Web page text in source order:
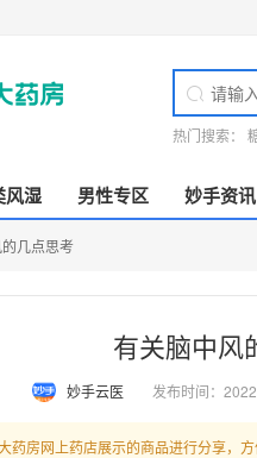
热门搜索：
风湿 男性专区 妙手资讯
几点思考
有关脑中风
妙手云医 发布时间：
药房网上药店展示的商品进行分享，